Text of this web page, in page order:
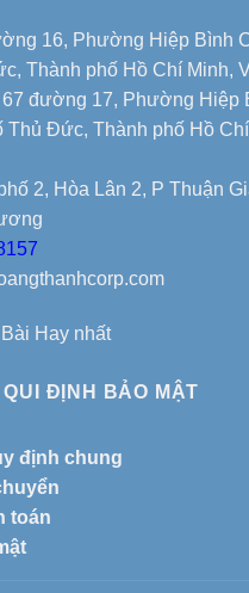
16, Phường Hiệp Bình
Thành phố Hồ Chí Minh,
đường 17, Phường Hiệp
Thủ Đức, Thành phố Hồ
2, Hòa Lân 2, P Thuận
Hay nhất
ĐỊNH BẢO MẬT
định chung
toán